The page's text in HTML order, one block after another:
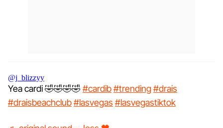
@j_blizzyy
Yea cardi 🤣🤣🤣🤣 #cardib#trending#drais
#draisbeachclub#lasvegas #lasvegastiktok